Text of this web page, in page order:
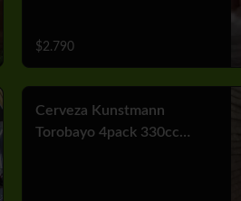
$2.790
Cerveza Kunstmann
Torobayo 4pack 330cc